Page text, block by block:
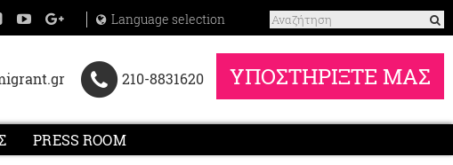
Language selection
210-8831620 ΥΠΟΣΤΗΡΙΞΤΕ ΜΑΣ
PRESS ROOM